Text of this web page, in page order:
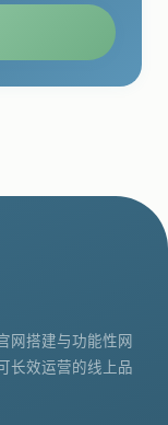
网搭建与功能性网
长效运营的线上品